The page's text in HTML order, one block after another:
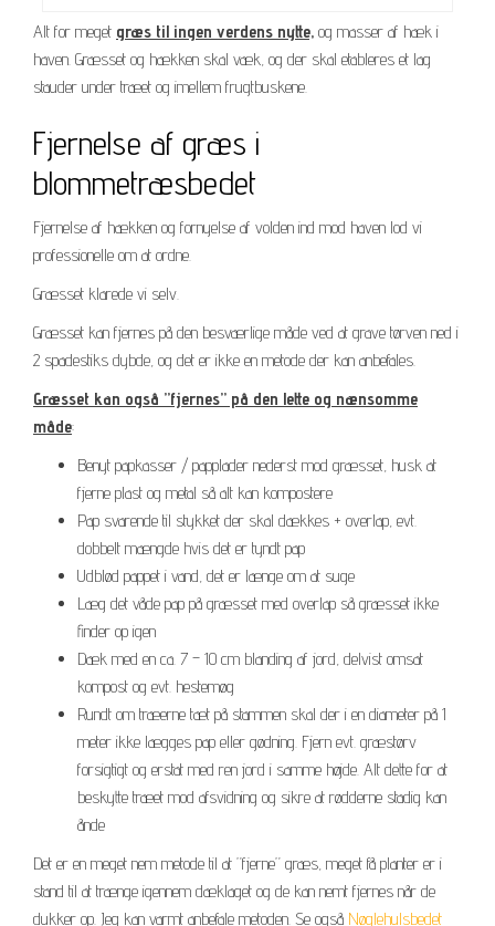
Alt for meget græs til ingen verdens nytte, og masser af hæk i
haven. Græsset og hækken skal væk, og der skal etableres et lag
stauder under træet og imellem frugtbuskene.
Fjernelse af græs i
blommetræsbedet
Fjernelse af hækken og fornyelse af volden ind mod haven lod vi
professionelle om at ordne.
Græsset klarede vi selv.
Græsset kan fjernes på den besværlige måde ved at grave tørven ned i
2 spadestiks dybde, og det er ikke en metode der kan anbefales.
Græsset kan også ”fjernes” på den lette og nænsomme
måde:
Benyt papkasser / papplader nederst mod græsset, husk at
fjerne plast og metal så alt kan kompostere
Pap svarende til stykket der skal dækkes + overlap, evt.
dobbelt mængde hvis det er tyndt pap
Udblød pappet i vand, det er længe om at suge
Læg det våde pap på græsset med overlap så græsset ikke
finder op igen
Dæk med en ca. 7 – 10 cm blanding af jord, delvist omsat
kompost og evt. hestemøg
Rundt om træerne tæt på stammen skal der i en diameter på 1
meter ikke lægges pap eller gødning. Fjern evt. græstørv
forsigtigt og erstat med ren jord i samme højde. Alt dette for at
beskytte træet mod afsvidning og sikre at rødderne stadig kan
ånde
Det er en meget nem metode til at ”fjerne” græs, meget få planter er i
stand til at trænge igennem dæklaget og de kan nemt fjernes når de
dukker op. Jeg kan varmt anbefale metoden. Se også Nøglehulsbedet